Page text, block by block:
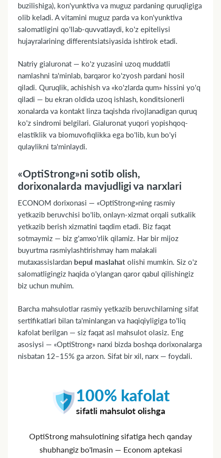
buzilishiga), kon'yunktiva va muguz pardaning quruqligiga
olib keladi. A vitamini muguz parda va kon'yunktiva
salomatligini qo'llab-quvvatlaydi, ko'z epiteliysi
hujayralarining differentsiatsiyasida ishtirok etadi.
Natriy gialuronat — ko'z yuzasini uzoq muddatli
namlashni ta'minlab, barqaror ko'zyosh pardani hosil
qiladi. Quruqlik, achishish va «ko'zlarda qum» hissini yo'q
qiladi — bu ekran oldida uzoq ishlash, konditsionerli
xonalarda va kontakt linza taqishda rivojlanadigan quruq
ko'z sindromi belgilari. Gialuronat yuqori yopishqoq-
elastiklik va biomuvofiqlikka ega bo'lib, kun bo'yi
qulaylikni ta'minlaydi.
«OptiStrong»ni sotib olish,
dorixonalarda mavjudligi va narxlari
ECONOM dorixonasi — «OptiStrong»ning rasmiy
yetkazib beruvchisi bo'lib, onlayn-xizmat orqali sutkalik
yetkazib berish xizmatini taqdim etadi. Biz faqat
sotmaymiz — biz g'amxo'rlik qilamiz. Har bir mijoz
buyurtma rasmiylashtirishmay ham malakali
mutaxassislardan bepul maslahat olishi mumkin. Siz o'z
salomatligingiz haqida o'ylangan qaror qabul qilishingiz
biz uchun muhim.
Barcha mahsulotlar rasmiy yetkazib beruvchilarning sifat
sertifikatlari bilan ta'minlangan va haqiqiyligiga to'liq
kafolat berilgan — siz faqat asl mahsulot olasiz. Eng
asosiysi — «OptiStrong» narxi bizda boshqa dorixonalarga
nisbatan 12–15% ga arzon. Sifat bir xil, narx — foydali.
100% kafolat
sifatli mahsulot olishga
OptiStrong mahsulotining sifatiga hech qanday
shubhangiz bo'lmasin — Econom aptekasi